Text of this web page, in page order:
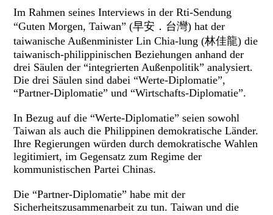
Im Rahmen seines Interviews in der Rti-Sendung
“Guten Morgen, Taiwan” (早安．台灣) hat der
taiwanische Außenminister Lin Chia-lung (林佳龍) die
taiwanisch-philippinischen Beziehungen anhand der
drei Säulen der “integrierten Außenpolitik” analysiert.
Die drei Säulen sind dabei “Werte-Diplomatie”,
“Partner-Diplomatie” und “Wirtschafts-Diplomatie”.
In Bezug auf die “Werte-Diplomatie” seien sowohl
Taiwan als auch die Philippinen demokratische Länder.
Ihre Regierungen würden durch demokratische Wahlen
legitimiert, im Gegensatz zum Regime der
kommunistischen Partei Chinas.
Die “Partner-Diplomatie” habe mit der
Sicherheitszusammenarbeit zu tun. Taiwan und die